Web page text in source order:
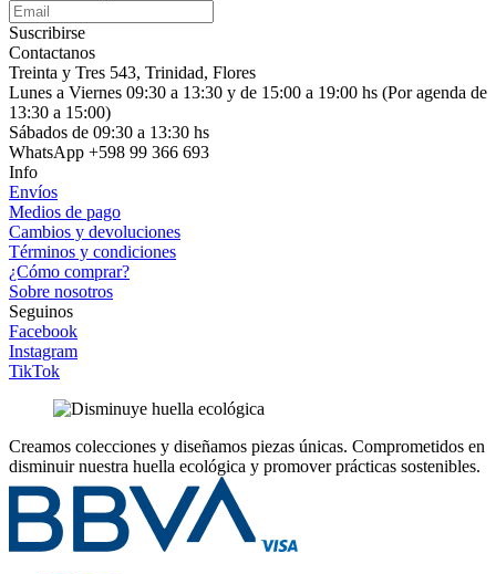
Suscribirse
Contactanos
Treinta y Tres 543, Trinidad, Flores
Lunes a Viernes 09:30 a 13:30 y de 15:00 a 19:00 hs (Por agenda de
13:30 a 15:00)
Sábados de 09:30 a 13:30 hs
WhatsApp +598 99 366 693
Info
Envíos
Medios de pago
Cambios y devoluciones
Términos y condiciones
¿Cómo comprar?
Sobre nosotros
Seguinos
Facebook
Instagram
TikTok
Creamos colecciones y diseñamos piezas únicas. Comprometidos en
disminuir nuestra huella ecológica y promover prácticas sostenibles.